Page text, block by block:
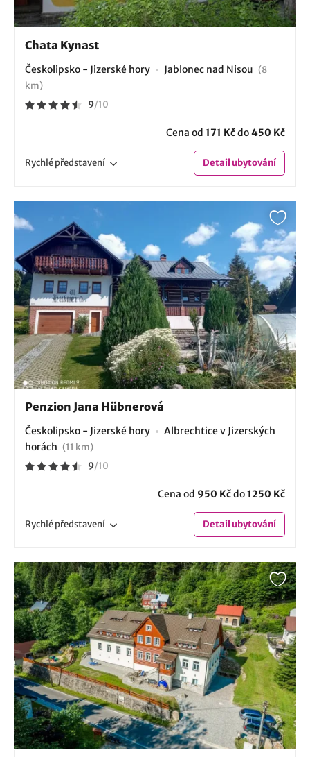
Chata Kynast
Českolipsko - Jizerské hory Jablonec nad Nisou (8
km)
9/10
Cena od 171 Kčdo450 Kč
Rychlépředstavení Detailubytování
Penzion Jana Hübnerová
Českolipsko - Jizerské hory
Albrechtice v Jizerských
horách (11 km)
9/10
Cena od 950 Kčdo1250 Kč
Rychlépředstavení Detailubytování